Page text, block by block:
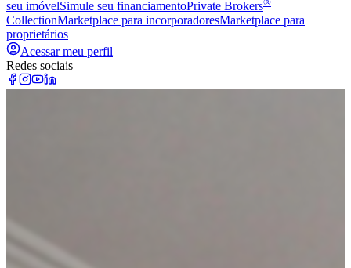
seu imóvelSimule seu financiamentoPrivate Brokers
CollectionMarketplace para incorporadoresMarketplace para
proprietários
Acessar meu perfil
Redes sociais